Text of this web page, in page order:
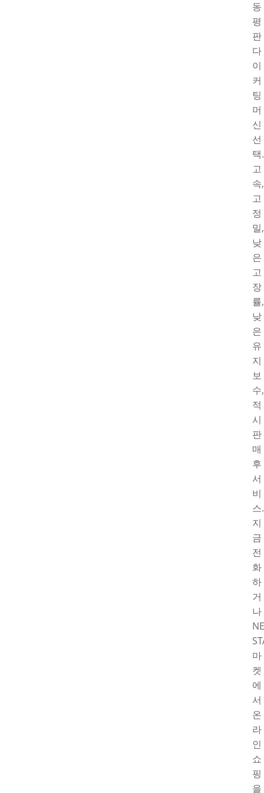
동
평
판
다
이
커
팅
머
신
선
택.
고
속,
고
정
밀,
낮
은
고
장
률,
낮
은
유
지
보
수,
적
시
판
매
후
서
비
스.
지
금
전
화
하
거
나
마
켓
에
서
온
라
인
쇼
핑
을